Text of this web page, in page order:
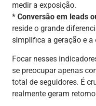
medir a exposição.
* Conversão em leads
reside o grande
simplifica a geração e a
Focar nesses
se preocupar apenas
total de seguidores. É
realmente geram